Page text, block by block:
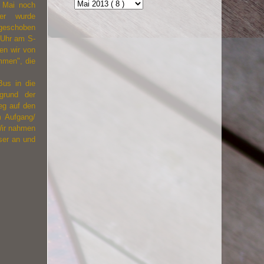
noch
wurde
am S-
wir von
die
in die
der
auf den
Aufgang/
nahmen
an und